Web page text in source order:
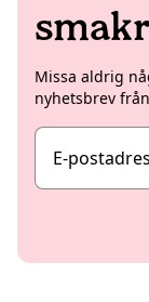
Missa aldrig
nyhetsbrev
E-